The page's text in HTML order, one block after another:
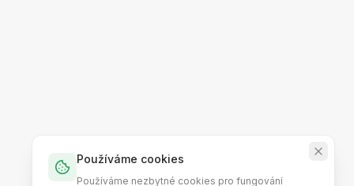
Používáme cookies
Používáme nezbytné cookies pro fungování